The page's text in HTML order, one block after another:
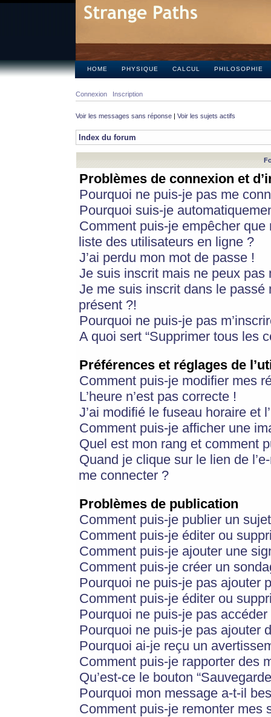
HOME PHYSIQUE CALCUL PHILOSOPHIE
Connexion Inscription
Voir les messages sans réponse | Voir les sujets actifs
Index du forum
Problèmes de connexion et
Pourquoi ne puis-je pas me
Pourquoi suis-je
Comment puis-je empêcher
liste des utilisateurs en ligne ?
J’ai perdu mon mot de passe !
Je suis inscrit mais ne peux pas
Je me suis inscrit dans le
présent ?!
Pourquoi ne puis-je pas
A quoi sert “Supprimer tous les
Préférences et réglages de
Comment puis-je modifier mes
L’heure n’est pas correcte !
J’ai modifié le fuseau horaire et
Comment puis-je afficher une
Quel est mon rang et comment
Quand je clique sur le lien de
me connecter ?
Problèmes de publication
Comment puis-je publier un
Comment puis-je éditer ou
Comment puis-je ajouter une
Comment puis-je créer un
Pourquoi ne puis-je pas ajouter
Comment puis-je éditer ou
Pourquoi ne puis-je pas
Pourquoi ne puis-je pas ajouter
Pourquoi ai-je reçu un
Comment puis-je rapporter des
Qu’est-ce le bouton
Pourquoi mon message a-t-il
Comment puis-je remonter mes